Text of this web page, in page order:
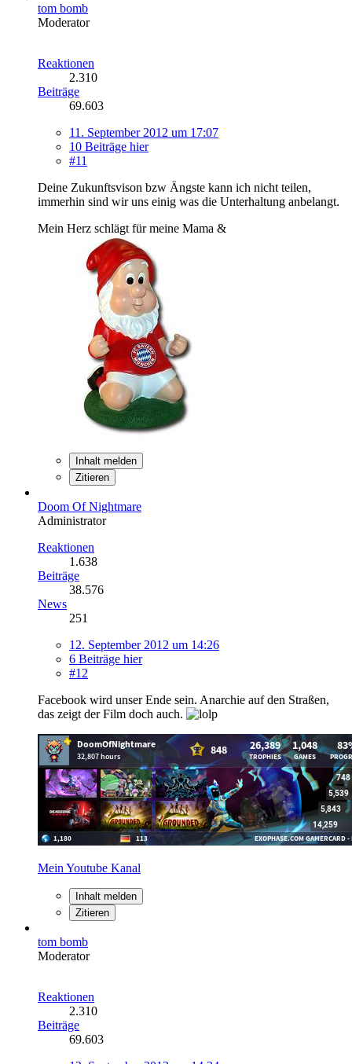
tom bomb
Moderator
Reaktionen
2.310
Beiträge
69.603
11. September 2012 um 17:07
10 Beiträge hier
#11
Deine Zukunftsvison bzw Ängste kann ich nicht teilen,
immerhin sind wir uns einig was die Unterhaltung anbelangt.
Mein Herz schlägt für meine Mama &
Inhalt melden
Zitieren
Doom Of Nightmare
Administrator
Reaktionen
1.638
Beiträge
38.576
News
251
12. September 2012 um 14:26
6 Beiträge hier
#12
Facebook wird unser Ende sein. Anarchie auf den Straßen,
das zeigt der Film doch auch.
Mein Youtube Kanal
Inhalt melden
Zitieren
tom bomb
Moderator
Reaktionen
2.310
Beiträge
69.603